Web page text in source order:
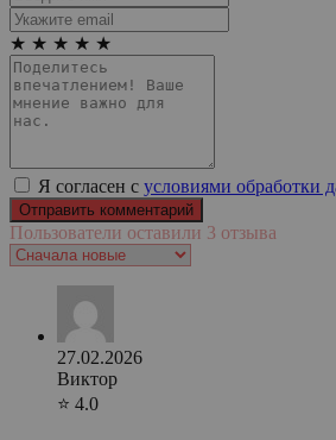
★ ★ ★ ★ ★
Я согласен с условиями обработки
Пользователи оставили 3 отзыва
27.02.2026
Виктор
⭐ 4.0